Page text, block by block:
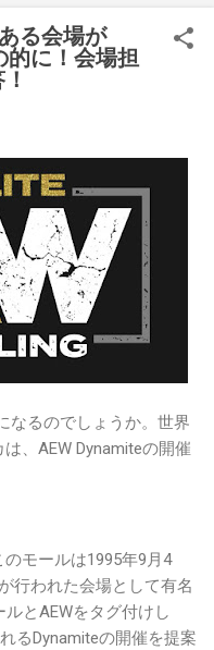
ド・ベルベッドを相手
行います。 木曜日の放送
Championship
ユータとタイムリミット
プへのチャンスを手に
る会場が
的に！会場担
なるのでしょうか。世界
、AEW Dynamiteの開催
モールは1995年9月4
行われた会場として有名
とAEWをタグ付けし
るDynamiteの開催を提案